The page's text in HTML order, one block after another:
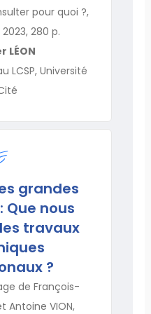
pour quoi ?,
280 p.
LÉON
LCSP, Université
grandes
Que nous
travaux
?
de François-
Antoine VION,